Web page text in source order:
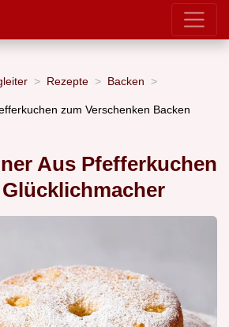
Rezepte Backen
zum Verschenken Backen
Aus Pfefferkuchen